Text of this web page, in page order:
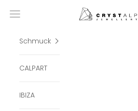
crystalpjewelry
Menü
Schmuck
CALPART
IBIZA